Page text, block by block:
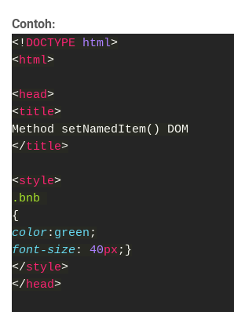
Contoh:
<! DOCTYPE html>
<html>
<head>
<title>
Method setNamedItem() DOM
</title>
<style>
.bnb
{
color: green ;
font-size : 40px ;}
</style>
</head>